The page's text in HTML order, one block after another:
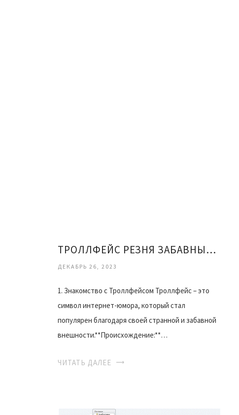
ТРОЛЛФЕЙС РЕЗНЯ ЗАБАВНЫЕ МОМЕНТЫ И ИСТОРИЯ
ДЕКАБРЬ 26, 2023
1. Знакомство с Троллфейсом Троллфейс – это
символ интернет-юмора, который стал
популярен благодаря своей странной и забавной
внешности.**Происхождение:**…
ЧИТАТЬ ДАЛЕЕ